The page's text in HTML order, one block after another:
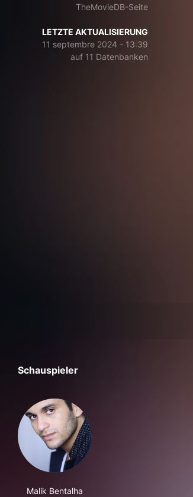
TheMovieDB-Seite
LETZTE AKTUALISIERUNG
11 septembre 2024 - 13:39
auf 11 Datenbanken
Schauspieler
Malik Bentalha